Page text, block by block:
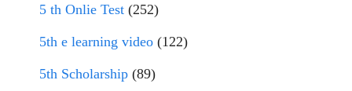
5 th Onlie Test (252)
5th e learning video (122)
5th Scholarship (89)